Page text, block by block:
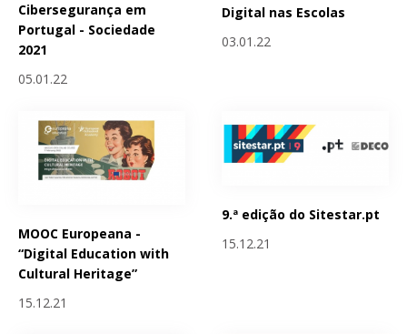
Cibersegurança em
Portugal - Sociedade
2021
05.01.22
Digital nas Escolas
03.01.22
MOOC Europeana -
“Digital Education with
Cultural Heritage”
15.12.21
9.ª edição do Sitestar.pt
15.12.21